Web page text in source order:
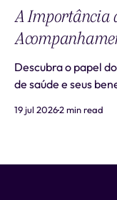
A Importância
Descubra o papel
de saúde e seus
19 jul 20262 min read